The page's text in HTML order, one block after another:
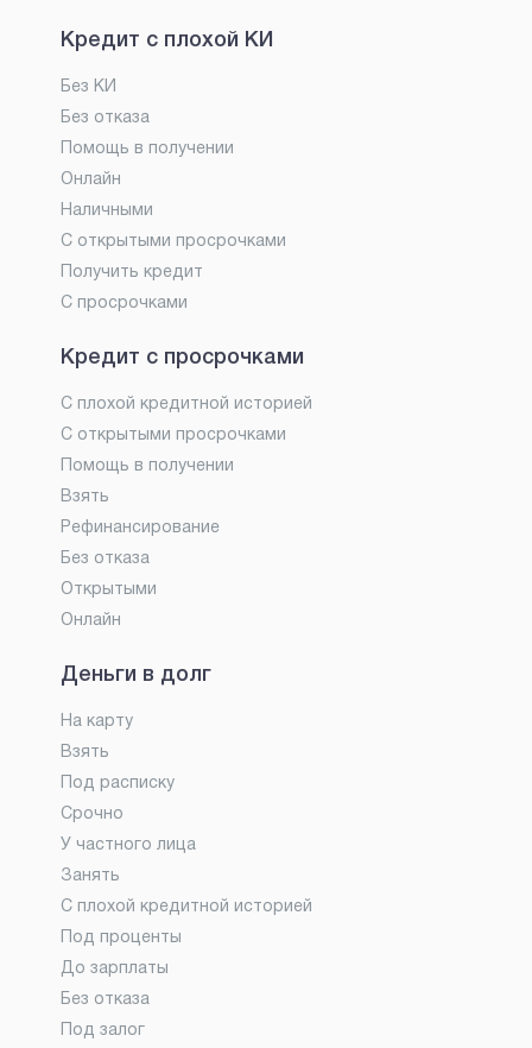
Кредит с плохой КИ
Без КИ
Без отказа
Помощь в получении
Онлайн
Наличными
С открытыми просрочками
Получить кредит
С просрочками
Кредит с просрочками
С плохой кредитной историей
С открытыми просрочками
Помощь в получении
Взять
Рефинансирование
Без отказа
Открытыми
Онлайн
Деньги в долг
На карту
Взять
Под расписку
Срочно
У частного лица
Занять
С плохой кредитной историей
Под проценты
До зарплаты
Без отказа
Под залог